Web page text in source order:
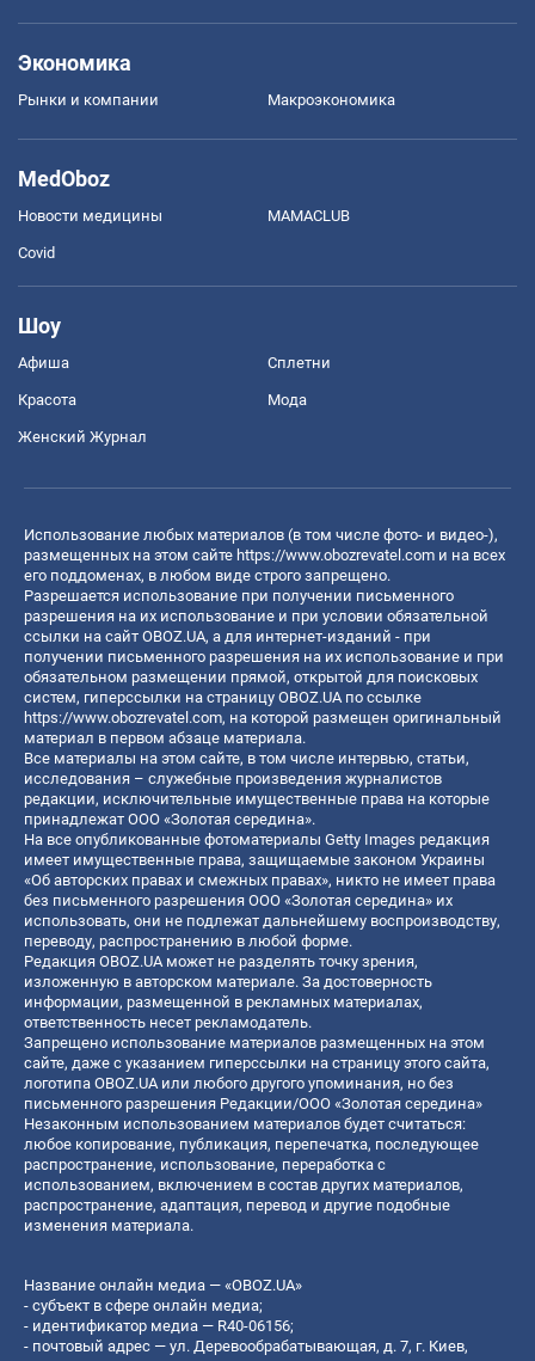
Экономика
Рынки и компании Mакроэкономика
MedOboz
Новости медицины MAMACLUB
Covid
Шоу
Афиша Сплетни
Красота Мода
Женский Журнал
Использование любых материалов (в том числе фото- и видео-),
размещенных на этом сайте https://www.obozrevatel.com и на всех
его поддоменах, в любом виде строго запрещено.
Разрешается использование при получении письменного
разрешения на их использование и при условии обязательной
ссылки на сайт OBOZ.UA, а для интернет-изданий - при
получении письменного разрешения на их использование и при
обязательном размещении прямой, открытой для поисковых
систем, гиперссылки на страницу OBOZ.UA по ссылке
https://www.obozrevatel.com, на которой размещен оригинальный
материал в первом абзаце материала.
Все материалы на этом сайте, в том числе интервью, статьи,
исследования – служебные произведения журналистов
редакции, исключительные имущественные права на которые
принадлежат ООО «Золотая середина».
На все опубликованные фотоматериалы Getty Images редакция
имеет имущественные права, защищаемые законом Украины
«Об авторских правах и смежных правах», никто не имеет права
без письменного разрешения ООО «Золотая середина» их
использовать, они не подлежат дальнейшему воспроизводству,
переводу, распространению в любой форме.
Редакция OBOZ.UA может не разделять точку зрения,
изложенную в авторском материале. За достоверность
информации, размещенной в рекламных материалах,
ответственность несет рекламодатель.
Запрещено использование материалов размещенных на этом
сайте, даже с указанием гиперссылки на страницу этого сайта,
логотипа OBOZ.UA или любого другого упоминания, но без
письменного разрешения Редакции/ООО «Золотая середина»
Незаконным использованием материалов будет считаться:
любое копирование, публикация, перепечатка, последующее
распространение, использование, переработка с
использованием, включением в состав других материалов,
распространение, адаптация, перевод и другие подобные
изменения материала.
Название онлайн медиа — «OBOZ.UA»
- субъект в сфере онлайн медиа;
- идентификатор медиа — R40-06156;
- почтовый адрес — ул. Деревообрабатывающая, д. 7, г. Киев,